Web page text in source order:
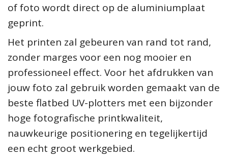
of foto wordt direct op de aluminiumplaat
geprint.
Het printen zal gebeuren van rand tot rand,
zonder marges voor een nog mooier en
professioneel effect. Voor het afdrukken van
jouw foto zal gebruik worden gemaakt van de
beste flatbed UV-plotters met een bijzonder
hoge fotografische printkwaliteit,
nauwkeurige positionering en tegelijkertijd
een echt groot werkgebied.